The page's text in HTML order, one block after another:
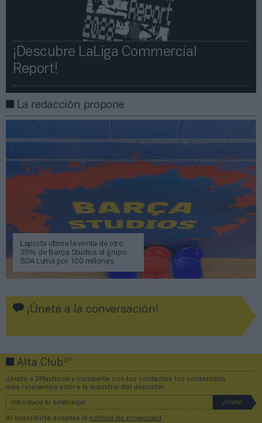
¡Descubre LaLiga Commercial
Report!​​
La redacción propone
Laporta ultima la venta de otro
25% de Barça Studios al grupo
GDA Luma por 100 millones
¡Únete a la conversación!
Alta Club2P
¡Únete a 2Playbook y comparte con tus contactos los contenidos
más relevantes sobre la industria del deporte!
Al suscribirte aceptas la política de privacidad .